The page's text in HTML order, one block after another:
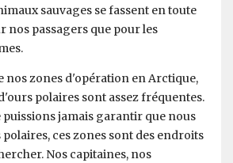
sauvages se fassent en toute
nos passagers que pour les
nos zones d'opération en Arctique,
polaires sont assez fréquentes.
puissions jamais garantir que nous
ces zones sont des endroits
Nos capitaines, nos